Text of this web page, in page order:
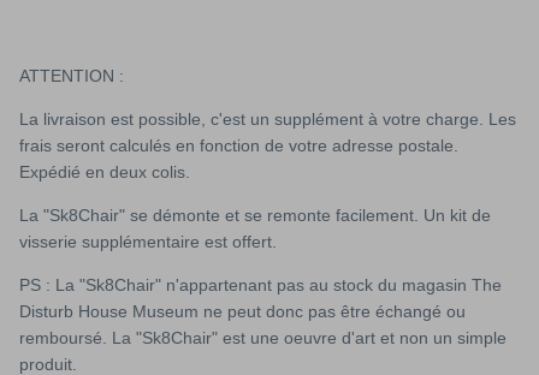
ATTENTION :
La livraison est possible, c'est un supplément à votre charge. Les
frais seront calculés en fonction de votre adresse postale.
Expédié en deux colis.
La "Sk8Chair" se démonte et se remonte facilement. Un kit de
visserie supplémentaire est offert.
PS : La "Sk8Chair" n'appartenant pas au stock du magasin The
Disturb House Museum ne peut donc pas être échangé ou
remboursé. La "Sk8Chair" est une oeuvre d'art et non un simple
produit.